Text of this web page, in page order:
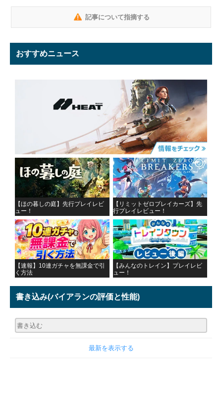
記事について指摘する
おすすめニュース
【ほの暮しの庭】先行プレイレビ
ュー！
【リミットゼロブレイカーズ】先
行プレイレビュー！
【速報】10連ガチャを無課金で引
く方法
【みんなのトレイン】プレイレビ
ュー！
書き込み(バイアランの評価と性能)
最新を表示する